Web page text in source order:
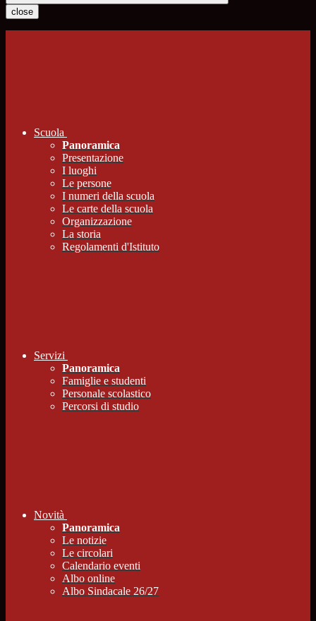
close
Scuola
Panoramica
Presentazione
I luoghi
Le persone
I numeri della scuola
Le carte della scuola
Organizzazione
La storia
Regolamenti d'Istituto
Servizi
Panoramica
Famiglie e studenti
Personale scolastico
Percorsi di studio
Novità
Panoramica
Le notizie
Le circolari
Calendario eventi
Albo online
Albo Sindacale 26/27